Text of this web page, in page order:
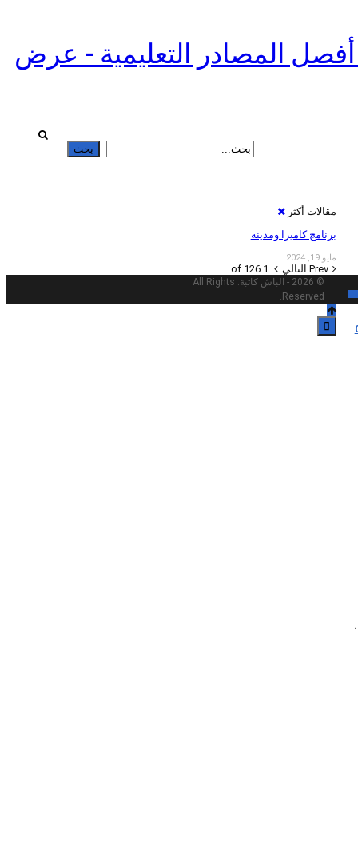
المصادر التعليمية - عرض
مقالات أكثر
برنامج كاميرا ومدينة
مايو 19, 2024
Prev التالي 1 of 126
© 2026 - الباش كاتبة. All Rights
Reserved.